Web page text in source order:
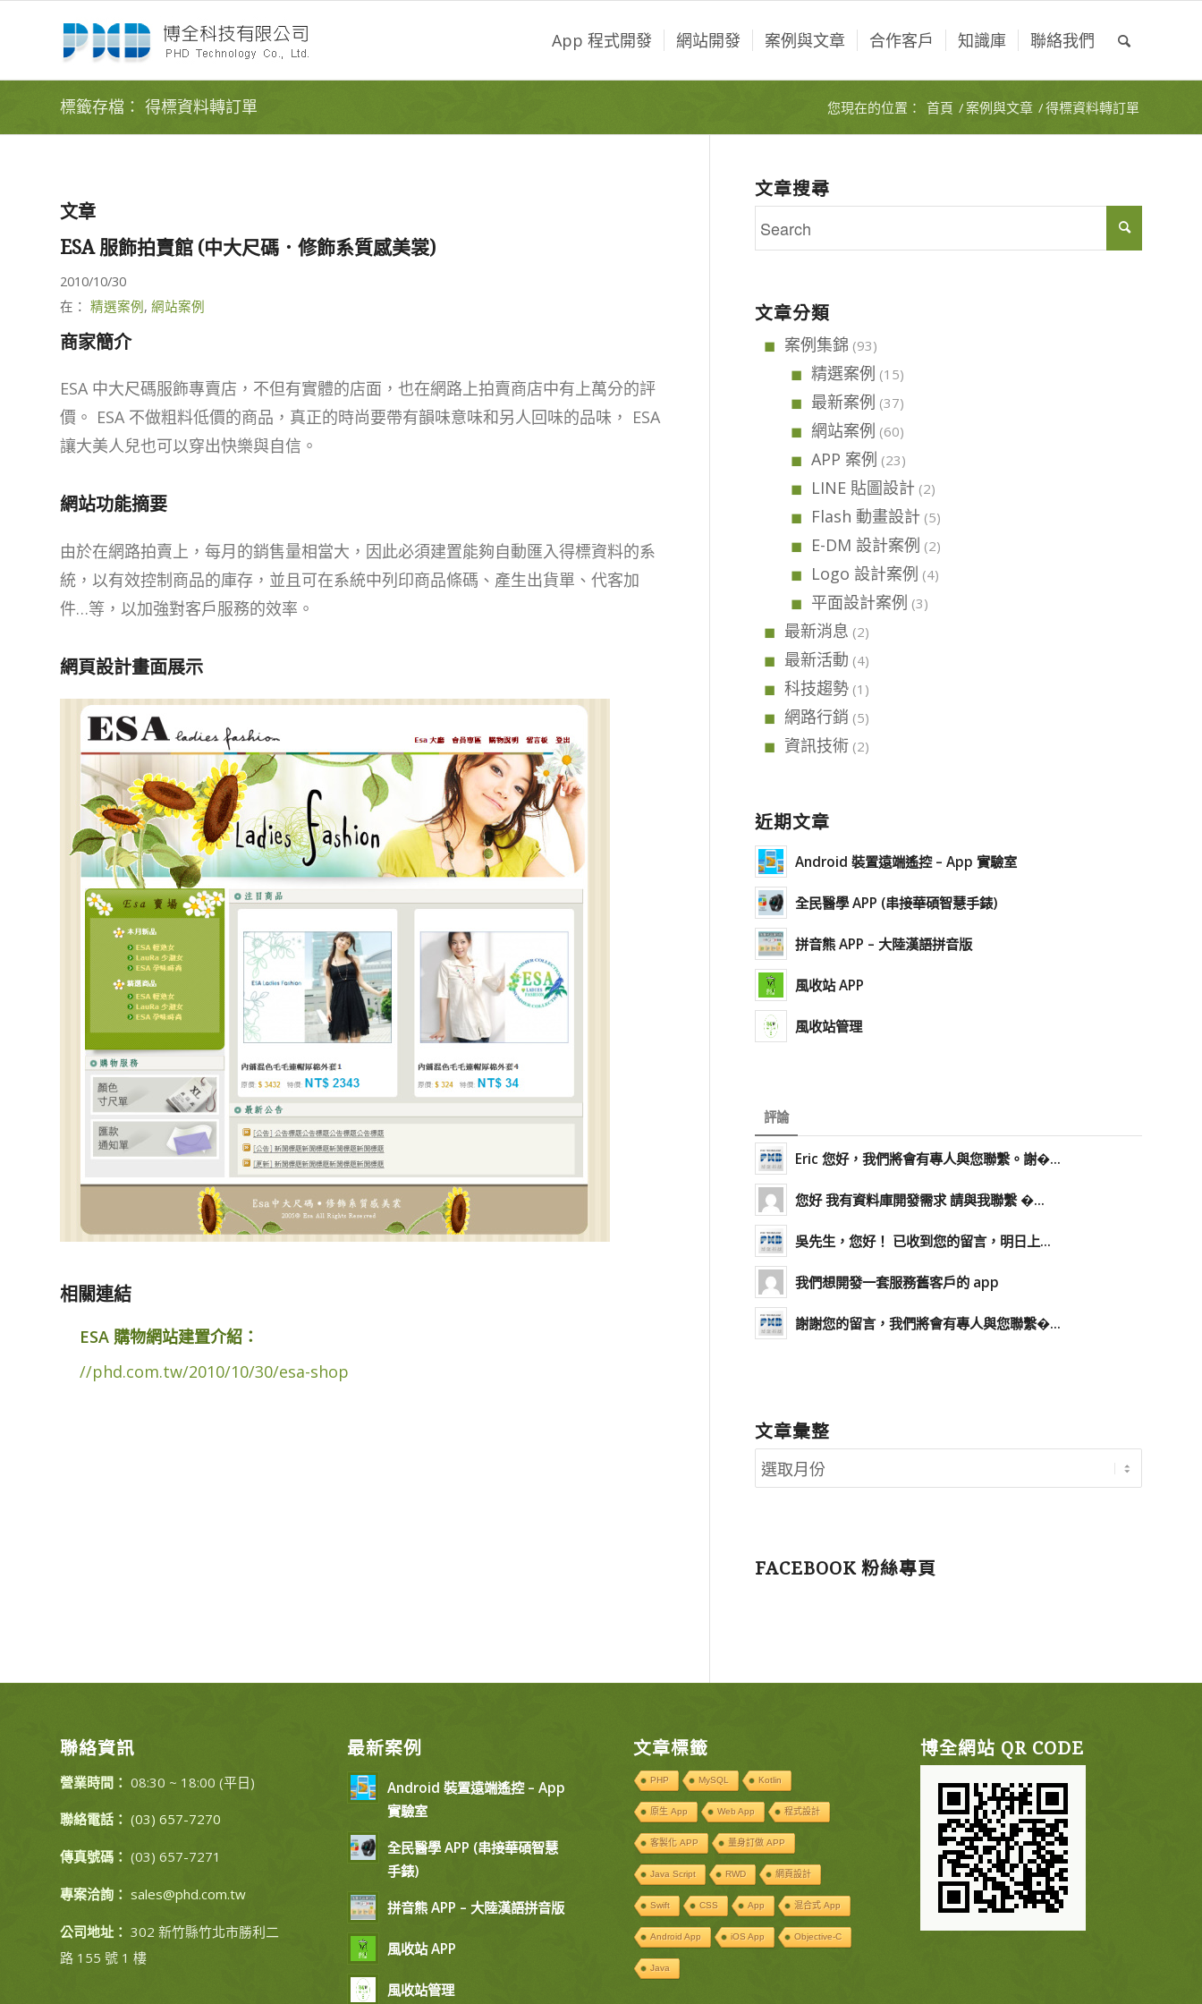
App 程式開發 網站開發 案例與文章 合作客戶 知識庫 聯絡我們
標籤存檔： 得標資料轉訂單 您現在的位置： 首頁 /案例與文章 /得標資料轉訂單
文章
ESA 服飾拍賣館 (中大尺碼．修飾系質感美裳)
2010/10/30
在： 精選案例, 網站案例
商家簡介
ESA 中大尺碼服飾專賣店，不但有實體的店面，也在網路上拍賣商店中有上萬分的評
價。 ESA 不做粗料低價的商品，真正的時尚要帶有韻味意味和另人回味的品味， ESA
讓大美人兒也可以穿出快樂與自信。
網站功能摘要
由於在網路拍賣上，每月的銷售量相當大，因此必須建置能夠自動匯入得標資料的系
統，以有效控制商品的庫存，並且可在系統中列印商品條碼、產生出貨單、代客加
件…等，以加強對客戶服務的效率。
網頁設計畫面展示
相關連結
ESA 購物網站建置介紹：
//phd.com.tw/2010/10/30/esa-shop
文章搜尋
文章分類
案例集錦 (93)
精選案例 (15)
最新案例 (37)
網站案例 (60)
APP 案例 (23)
LINE 貼圖設計 (2)
Flash 動畫設計 (5)
E-DM 設計案例 (2)
Logo 設計案例 (4)
平面設計案例 (3)
最新消息 (2)
最新活動 (4)
科技趨勢 (1)
網路行銷 (5)
資訊技術 (2)
近期文章
Android 裝置遠端遙控 – App 實驗室
全民醫學 APP (串接華碩智慧手錶)
拼音熊 APP – 大陸漢語拼音版
風收站 APP
風收站管理
評論
Eric 您好，我們將會有專人與您聯繫。謝�...
您好 我有資料庫開發需求 請與我聯繫 �...
吳先生，您好！ 已收到您的留言，明日上...
我們想開發一套服務舊客戶的 app
謝謝您的留言，我們將會有專人與您聯繫�...
文章彙整
FACEBOOK 粉絲專頁
聯絡資訊
營業時間： 08:30 ~ 18:00 (平日)
聯絡電話： (03) 657-7270
傳真號碼： (03) 657-7271
專案洽詢： sales@phd.com.tw
公司地址： 302 新竹縣竹北市勝利二
路 155 號 1 樓
最新案例
Android 裝置遠端遙控 – App
實驗室
全民醫學 APP (串接華碩智慧
手錶)
拼音熊 APP – 大陸漢語拼音版
風收站 APP
風收站管理
文章標籤
PHP MySQL Kotlin
原生 App Web App 程式設計
客製化 APP 量身訂做 APP
Java Script RWD 網頁設計
Swift CSS App 混合式 App
Android App iOS App Objective-C
Java
博全網站 QR CODE